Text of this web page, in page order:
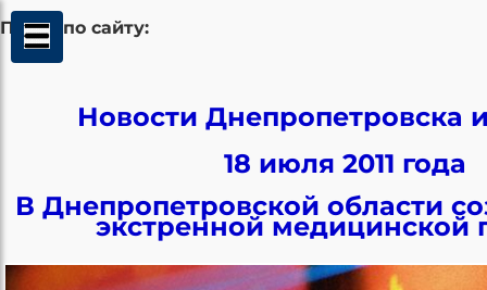
Поиск по сайту:
Новости Днепропетровска
18 июля 2011 года
В Днепропетровской области
экстренной медицинской